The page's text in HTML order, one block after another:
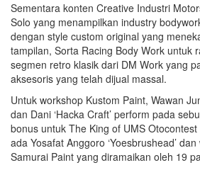
Sementara konten Creative Industri
Solo yang menampilkan industry
dengan style custom original yang
tampilan, Sorta Racing Body Work untuk
segmen retro klasik dari DM Work yang
aksesoris yang telah dijual massal.
Untuk workshop Kustom Paint, Wawan
dan Dani ‘Hacka Craft’ perform pada
bonus untuk The King of UMS
ada Yosafat Anggoro ‘Yoesbrushead’
Samurai Paint yang diramaikan oleh 19